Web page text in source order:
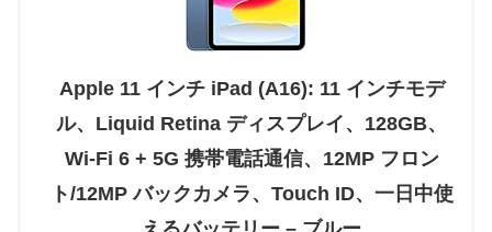
Apple 11 インチ iPad (A16): 11 インチモデ
ル、Liquid Retina ディスプレイ、128GB、
Wi-Fi 6 + 5G 携帯電話通信、12MP フロン
ト/12MP バックカメラ、Touch ID、一日中使